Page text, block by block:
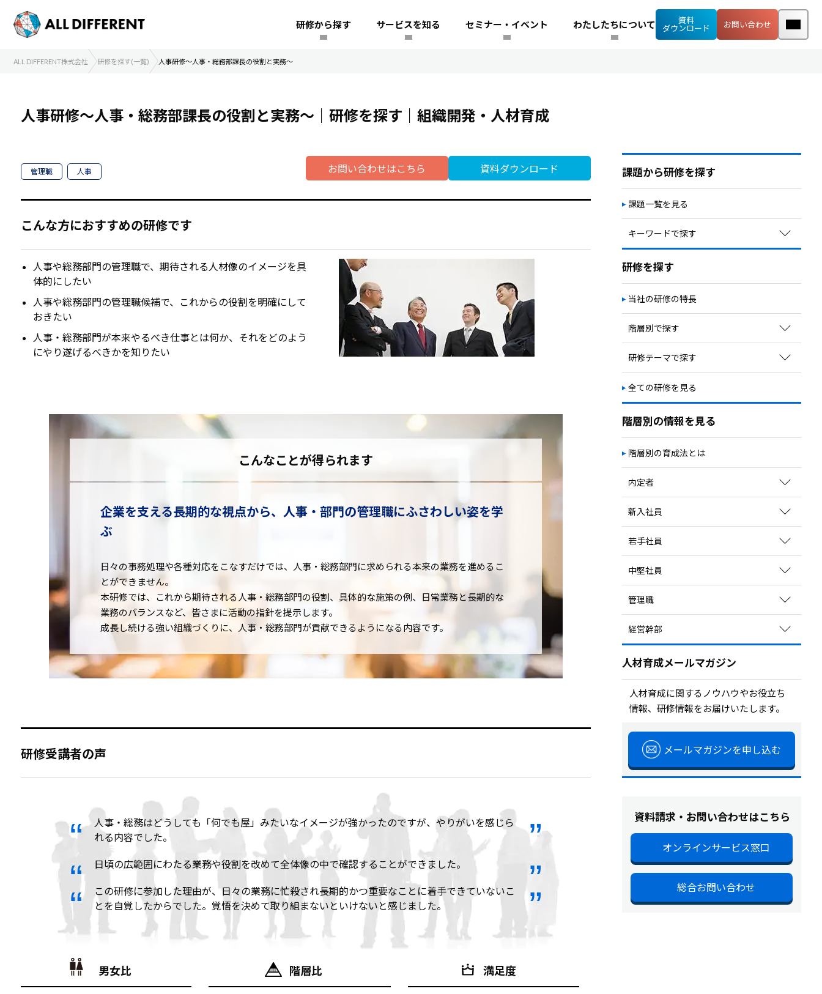
研修から探す サービスを知る セミナー・イベント わたしたちについて
資料
ダウンロード
お問い合わせ
ALL DIFFERENT株式会社 研修を探す(一覧) 人事研修～人事・総務部課長の役割と実務～
人事研修～人事・総務部課長の役割と実務～｜研修を探す｜組織開発・人材育成
管理職 人事 お問い合わせはこちら 資料ダウンロード
こんな方におすすめの研修です
人事や総務部門の管理職で、期待される人材像のイメージを具
体的にしたい
人事や総務部門の管理職候補で、これからの役割を明確にして
おきたい
人事・総務部門が本来やるべき仕事とは何か、それをどのよう
にやり遂げるべきかを知りたい
こんなことが得られます
企業を支える長期的な視点から、人事・部門の管理職にふさわしい姿を学
ぶ
日々の事務処理や各種対応をこなすだけでは、人事・総務部門に求められる本来の業務を進めるこ
とができません。
本研修では、これから期待される人事・総務部門の役割、具体的な施策の例、日常業務と長期的な
業務のバランスなど、皆さまに活動の指針を提示します。
成長し続ける強い組織づくりに、人事・総務部門が貢献できるようになる内容です。
研修受講者の声
人事・総務はどうしても「何でも屋」みたいなイメージが強かったのですが、やりがいを感じら
れる内容でした。
日頃の広範囲にわたる業務や役割を改めて全体像の中で確認することができました。
この研修に参加した理由が、日々の業務に忙殺され長期的かつ重要なことに着手できていないこ
とを自覚したからでした。覚悟を決めて取り組まないといけないと感じました。
男女比 階層比 満足度
課題から研修を探す
課題一覧を見る
キーワードで探す
次期リーダー育成
自立・自走／主体性向上
視野・視座の獲得
教育体系の構築
研修を探す
当社の研修の特長
階層別で探す
新入社員向け研修
若手社員向け研修
中堅社員向け研修
管理職向け研修
経営幹部向け研修
研修テーマで探す
ビジネススキル
コミュニケーションスキル
マネジメント
ビジネス知識
職種別研修
全ての研修を見る
階層別の情報を見る
階層別の育成法とは
内定者
育成方法のポイントを見る
関連コラムを読む
サービスを探す
新入社員
育成方法のポイントを見る
関連コラムを読む
研修を探す
若手社員
育成方法のポイントを見る
関連コラムを読む
研修を探す
中堅社員
育成方法のポイントを見る
関連コラムを読む
研修を探す
管理職
育成方法のポイントを見る
関連コラムを読む
研修を探す
サービスを探す
経営幹部
関連コラムを読む
研修を探す
サービスを探す
人材育成メールマガジン
人材育成に関するノウハウやお役立ち
情報、研修情報をお届けいたします。
メールマガジンを申し込む
資料請求・お問い合わせはこちら
オンラインサービス窓口
総合お問い合わせ